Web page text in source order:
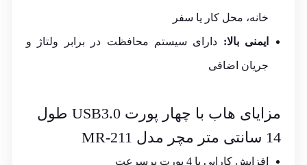
خانه، محل کار یا سفر
ایمنی بالا: دارای سیستم محافظت در برابر ولتاژ و
جریان اضافی
مزایای هاب با چهار پورت USB3.0 طول
14 سانتی متر مچر مدل MR-211
افزایش کارایی با 4 پورت پرسرعت